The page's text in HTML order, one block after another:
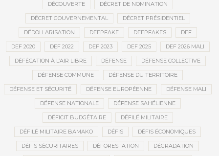
DÉCOUVERTE DÉCRET DE NOMINATION
DÉCRET GOUVERNEMENTAL DÉCRET PRÉSIDENTIEL
DÉDOLLARISATION DEEPFAKE DEEPFAKES DEF
DEF 2020 DEF 2022 DEF 2023 DEF 2025 DEF 2026 MALI
DÉFÉCATION À L’AIR LIBRE DÉFENSE DÉFENSE COLLECTIVE
DÉFENSE COMMUNE DÉFENSE DU TERRITOIRE
DÉFENSE ET SÉCURITÉ DÉFENSE EUROPÉENNE DÉFENSE MALI
DÉFENSE NATIONALE DÉFENSE SAHÉLIENNE
DÉFICIT BUDGÉTAIRE DÉFILÉ MILITAIRE
DÉFILÉ MILITAIRE BAMAKO DÉFIS DÉFIS ÉCONOMIQUES
DÉFIS SÉCURITAIRES DÉFORESTATION DÉGRADATION